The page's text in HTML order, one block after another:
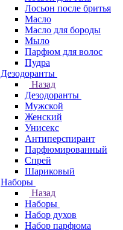
Лосьон после бритья
Масло
Масло для бороды
Мыло
Парфюм для волос
Пудра
Дезодоранты
Назад
Дезодоранты
Мужской
Женский
Унисекс
Антиперспирант
Парфюмированный
Спрей
Шариковый
Наборы
Назад
Наборы
Набор духов
Набор парфюма